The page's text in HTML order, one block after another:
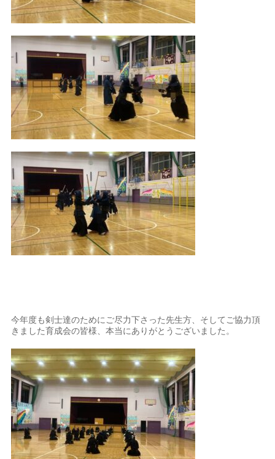
今年度も剣士達のためにご尽力下さった先生方、そしてご協力頂
きました育成会の皆様、本当にありがとうございました。